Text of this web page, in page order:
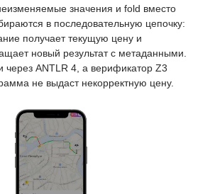
значения и fold вместо
в последовательную цепочку:
получает текущую цену и
новый результат с метаданными.
через ANTLR 4, а верификатор Z3
не выдаст некорректную цену.